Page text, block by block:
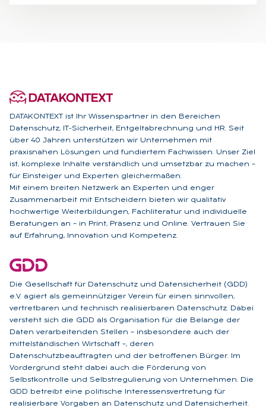
DATAKONTEXT ist Ihr Wissenspartner in den Bereichen
Datenschutz, IT-Sicherheit, Entgeltabrechnung und HR. Seit
über 40 Jahren unterstützen wir Unternehmen mit
praxisnahen Lösungen und fundiertem Fachwissen. Unser Ziel
ist, komplexe Inhalte verständlich und umsetzbar zu machen –
für Einsteiger und Experten gleichermaßen.
Mit einem breiten Netzwerk an Experten und enger
Zusammenarbeit mit Entscheidern bieten wir qualitativ
hochwertige Weiterbildungen, Fachliteratur und individuelle
Beratungen an – in Print, Präsenz und Online. Vertrauen Sie
auf Erfahrung, Innovation und Kompetenz.
Die Gesellschaft für Datenschutz und Datensicherheit (GDD)
e.V. agiert als gemeinnütziger Verein für einen sinnvollen,
vertretbaren und technisch realisierbaren Datenschutz. Dabei
versteht sich die GDD als Organisation für die Belange der
Daten verarbeitenden Stellen – insbesondere auch der
mittelständischen Wirtschaft –, deren
Datenschutzbeauftragten und der betroffenen Bürger. Im
Vordergrund steht dabei auch die Förderung von
Selbstkontrolle und Selbstregulierung von Unternehmen. Die
GDD betreibt eine politische Interessensvertretung für
realisierbare Vorgaben an Datenschutz und Datensicherheit.